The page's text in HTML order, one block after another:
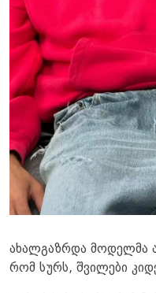
ახალგაზრდა მოდელმა
რომ სურს, შვილები